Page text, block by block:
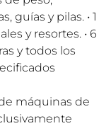
guías y pilas. • 1
y resortes. • 6
y todos los
máquinas de